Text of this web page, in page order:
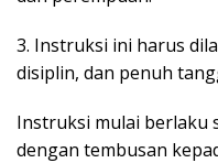
3. Instruksi ini harus
disiplin, dan penuh
Instruksi mulai berlaku
dengan tembusan